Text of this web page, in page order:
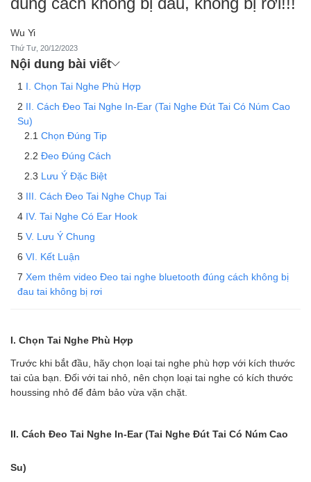
Wu Yi
Thứ Tư, 20/12/2023
Nội dung bài viết
I. Chọn Tai Nghe Phù Hợp
II. Cách Đeo Tai Nghe In-Ear (Tai Nghe Đút Tai Có Núm Cao
Su)
Chọn Đúng Tip
Đeo Đúng Cách
Lưu Ý Đặc Biệt
III. Cách Đeo Tai Nghe Chụp Tai
IV. Tai Nghe Có Ear Hook
V. Lưu Ý Chung
VI. Kết Luận
Xem thêm video Đeo tai nghe bluetooth đúng cách không bị
đau tai không bị rơi
I. Chọn Tai Nghe Phù Hợp
Trước khi bắt đầu, hãy chọn loại tai nghe phù hợp với kích thước
tai của bạn. Đối với tai nhỏ, nên chọn loại tai nghe có kích thước
houssing nhỏ để đảm bảo vừa vặn chặt.
II. Cách Đeo Tai Nghe In-Ear (Tai Nghe Đút Tai Có Núm Cao
Su)